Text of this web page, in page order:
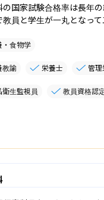
国家試験合格率は長年
員と学生が一丸となって
・食物学
教諭 栄養士 管理
衛生監視員 教員資格認